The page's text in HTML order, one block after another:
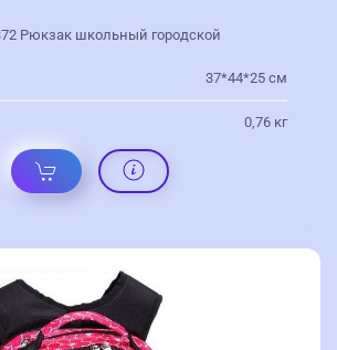
Рюкзак школьный городской
37*44*25 см
0,76 кг